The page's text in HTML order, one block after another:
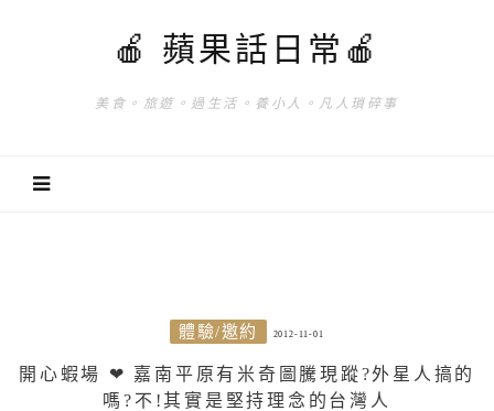
🍎 蘋果話日常🍎
美食。旅遊。過生活。養小人。凡人瑣碎事
體驗/邀約 2012-11-01
開心蝦場 ❤ 嘉南平原有米奇圖騰現蹤?外星人搞的
嗎?不!其實是堅持理念的台灣人